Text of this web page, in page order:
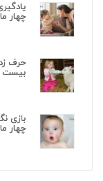
چهار
حرف
بیست
بازی
چهار